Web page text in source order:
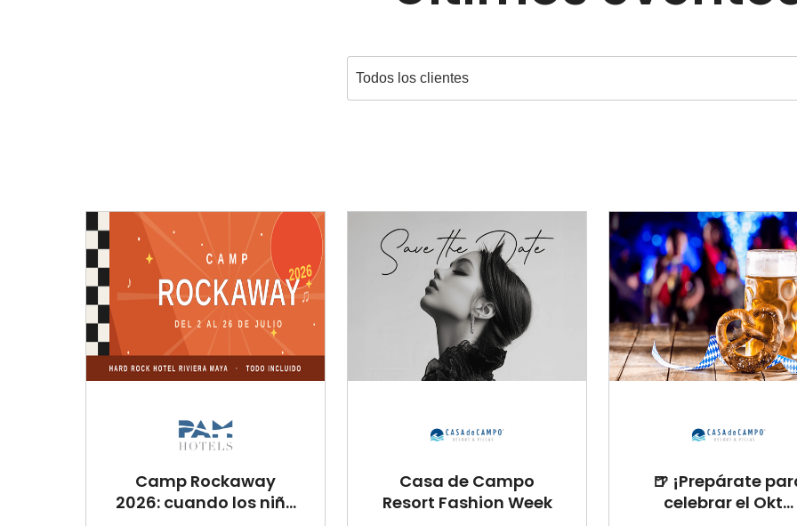
Camp Rockaway
2026: cuando los niñ...
Casa de Campo
Resort Fashion Week
🍺 ¡Prepárate
celebrar el Okt...